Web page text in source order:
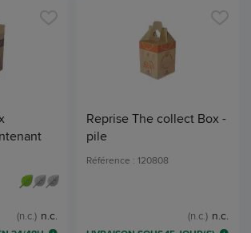
n.c.
(n.c.)
Reprise The collect Box -
pile
Référence : 120808
n.c.
(n.c.)